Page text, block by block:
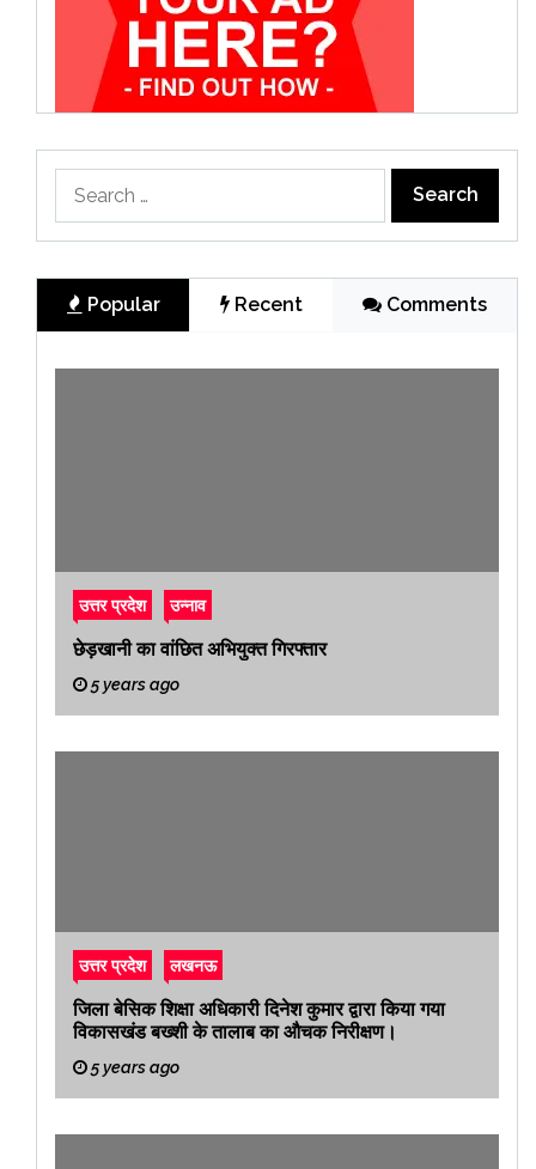
for:
Popular Recent Comments
उत्तर प्रदेश उन्नाव
छेड़खानी का वांछित अभियुक्त गिरफ्तार
5 years ago
उत्तर प्रदेश लखनऊ
जिला बेसिक शिक्षा अधिकारी दिनेश कुमार द्वारा किया गया
विकासखंड बख्शी के तालाब का औचक निरीक्षण।
5 years ago